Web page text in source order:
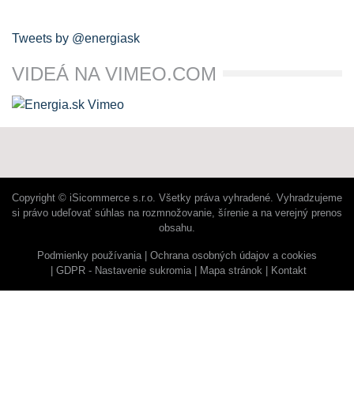
Tweets by @energiask
VIDEÁ NA VIMEO.COM
Copyright © iSicommerce s.r.o. Všetky práva vyhradené. Vyhradzujeme
si právo udeľovať súhlas na rozmnožovanie, šírenie a na verejný prenos
obsahu.
Podmienky používania
Ochrana osobných údajov a cookies
GDPR - Nastavenie sukromia
Mapa stránok Kontakt